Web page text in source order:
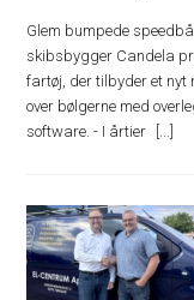
Glem bumpede
skibsbygger Candela
fartøj, der tilbyder et nyt
over bølgerne med
software. - I årtier